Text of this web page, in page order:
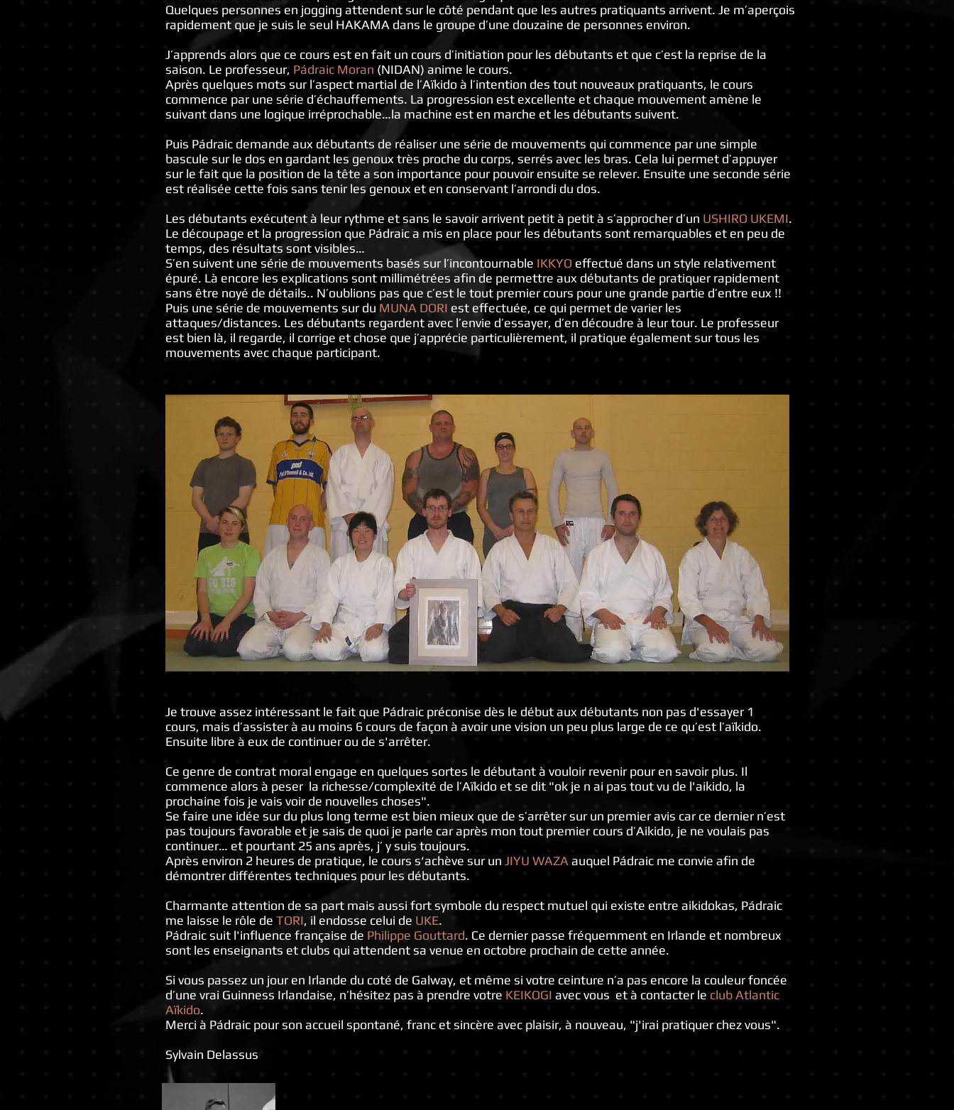
Quelques personnes en jogging attendent sur le côté pendant que les autres pratiquants arrivent. Je m’aperçois
rapidement que je suis le seul HAKAMA dans le groupe d’une douzaine de personnes environ.
J’apprends alors que ce cours est en fait un cours d’initiation pour les débutants et que c’est la reprise de la
saison. Le professeur, Pádraic Moran (NIDAN) anime le cours.
Après quelques mots sur l’aspect martial de l’Aïkido à l’intention des tout nouveaux pratiquants, le cours
commence par une série d’échauffements. La progression est excellente et chaque mouvement amène le
suivant dans une logique irréprochable…la machine est en marche et les débutants suivent.
Puis Pádraic demande aux débutants de réaliser une série de mouvements qui commence par une simple
bascule sur le dos en gardant les genoux très proche du corps, serrés avec les bras. Cela lui permet d’appuyer
sur le fait que la position de la tête a son importance pour pouvoir ensuite se relever. Ensuite une seconde série
est réalisée cette fois sans tenir les genoux et en conservant l’arrondi du dos.
Les débutants exécutent à leur rythme et sans le savoir arrivent petit à petit à s’approcher d’un USHIRO UKEMI.
Le découpage et la progression que Pádraic a mis en place pour les débutants sont remarquables et en peu de
temps, des résultats sont visibles…
S’en suivent une série de mouvements basés sur l’incontournable IKKYO effectué dans un style relativement
épuré. Là encore les explications sont millimétrées afin de permettre aux débutants de pratiquer rapidement
sans être noyé de détails.. N’oublions pas que c’est le tout premier cours pour une grande partie d’entre eux !!
Puis une série de mouvements sur du MUNA DORI est effectuée, ce qui permet de varier les
attaques/distances. Les débutants regardent avec l’envie d’essayer, d’en découdre à leur tour. Le professeur
est bien là, il regarde, il corrige et chose que j’apprécie particulièrement, il pratique également sur tous les
mouvements avec chaque participant.
Je trouve assez intéressant le fait que Pádraic préconise dès le début aux débutants non pas d'essayer 1
cours, mais d’assister à au moins 6 cours de façon à avoir une vision un peu plus large de ce qu’est l’aïkido.
Ensuite libre à eux de continuer ou de s'arrêter.
Ce genre de contrat moral engage en quelques sortes le débutant à vouloir revenir pour en savoir plus. Il
commence alors à peser la richesse/complexité de l’Aïkido et se dit "ok je n ai pas tout vu de l'aikido, la
prochaine fois je vais voir de nouvelles choses".
Se faire une idée sur du plus long terme est bien mieux que de s’arrêter sur un premier avis car ce dernier n’est
pas toujours favorable et je sais de quoi je parle car après mon tout premier cours d’Aikido, je ne voulais pas
continuer… et pourtant 25 ans après, j’ y suis toujours.
Après environ 2 heures de pratique, le cours s‘achève sur un JIYU WAZA auquel Pádraic me convie afin de
démontrer différentes techniques pour les débutants.
Charmante attention de sa part mais aussi fort symbole du respect mutuel qui existe entre aikidokas, Pádraic
me laisse le rôle de TORI, il endosse celui de UKE.
Pádraic suit l'influence française de Philippe Gouttard. Ce dernier passe fréquemment en Irlande et nombreux
sont les enseignants et clubs qui attendent sa venue en octobre prochain de cette année.
Si vous passez un jour en Irlande du coté de Galway, et même si votre ceinture n’a pas encore la couleur foncée
d’une vrai Guinness Irlandaise, n’hésitez pas à prendre votre KEIKOGI avec vous et à contacter le club Atlantic
Aïkido.
Merci à Pádraic pour son accueil spontané, franc et sincère avec plaisir, à nouveau, "j'irai pratiquer chez vous".
Sylvain Delassus